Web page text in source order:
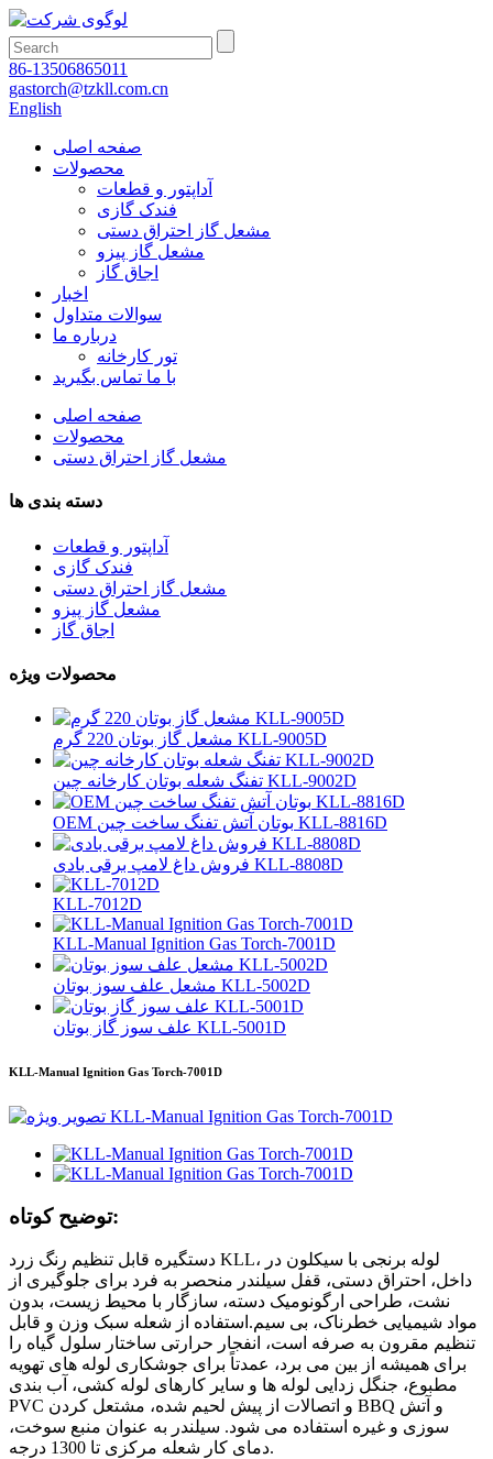
86-13506865011
gastorch@tzkll.com.cn
English
صفحه اصلی
محصولات
آداپتور و قطعات
فندک گازی
مشعل گاز احتراق دستی
مشعل گاز پیزو
اجاق گاز
اخبار
سوالات متداول
درباره ما
تور کارخانه
با ما تماس بگیرید
صفحه اصلی
محصولات
مشعل گاز احتراق دستی
دسته بندی ها
آداپتور و قطعات
فندک گازی
مشعل گاز احتراق دستی
مشعل گاز پیزو
اجاق گاز
محصولات ویژه
مشعل گاز بوتان 220 گرم KLL-9005D
تفنگ شعله بوتان کارخانه چین KLL-9002D
OEM بوتان آتش تفنگ ساخت چین KLL-8816D
فروش داغ لامپ برقی بادی KLL-8808D
KLL-7012D
KLL-Manual Ignition Gas Torch-7001D
مشعل علف سوز بوتان KLL-5002D
علف سوز گاز بوتان KLL-5001D
KLL-Manual Ignition Gas Torch-7001D
توضیح کوتاه:
دستگیره قابل تنظیم رنگ زرد KLL، لوله برنجی با سیکلون در
داخل، احتراق دستی، قفل سیلندر منحصر به فرد برای جلوگیری از
نشت، طراحی ارگونومیک دسته، سازگار با محیط زیست، بدون
مواد شیمیایی خطرناک، بی سیم.استفاده از شعله سبک وزن و قابل
تنظیم مقرون به صرفه است، انفجار حرارتی ساختار سلول گیاه را
برای همیشه از بین می برد، عمدتاً برای جوشکاری لوله های تهویه
مطبوع، جنگل زدایی لوله ها و سایر کارهای لوله کشی، آب بندی
PVC و اتصالات از پیش لحیم شده، مشتعل کردن BBQ و آتش
سوزی و غیره استفاده می شود. سیلندر به عنوان منبع سوخت،
دمای کار شعله مرکزی تا 1300 درجه.